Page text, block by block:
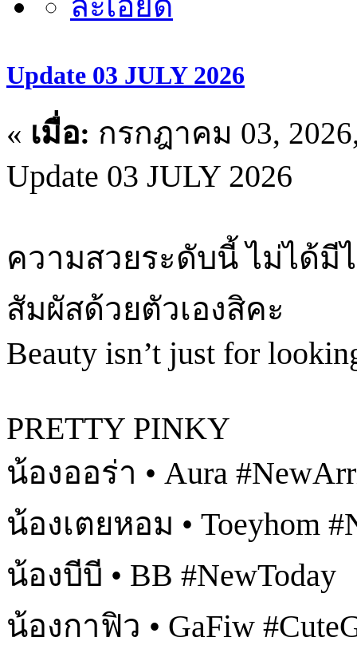
Update 03 JULY 2026
« เมื่อ: กรกฎาคม 03,
Update 03 JULY 2026
ความสวยระดับนี้ ไม่ได้มี
สัมผัสด้วยตัวเองสิคะ
Beauty isn’t just for
PRETTY PINKY
น้องออร่า • Aura
น้องเตยหอม • Toeyhom
น้องบีบี • BB #NewToday
น้องกาฟิว • GaFiw